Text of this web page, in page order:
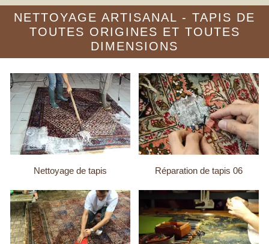
NETTOYAGE ARTISANAL - TAPIS DE
TOUTES ORIGINES ET TOUTES
DIMENSIONS
Nettoyage de tapis Réparation de tapis 06